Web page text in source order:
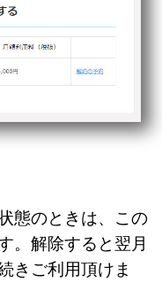
態のときは、この
。解除すると翌月
きご利用頂けま